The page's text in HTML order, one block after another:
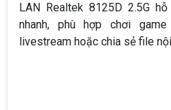
LAN Realtek 8125D 2.5G
nhanh, phù hợp chơi
livestream hoặc chia sẻ file